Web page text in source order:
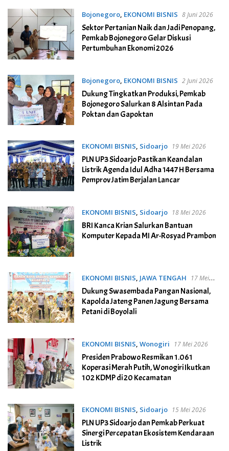
Bojonegoro, EKONOMI BISNIS 8 Juni 2026
Sektor Pertanian Naik dan Jadi Penopang,
Pemkab Bojonegoro Gelar Diskusi
Pertumbuhan Ekonomi 2026
Bojonegoro, EKONOMI BISNIS 2 Juni 2026
Dukung Tingkatkan Produksi, Pemkab
Bojonegoro Salurkan 8 Alsintan Pada
Poktan dan Gapoktan
EKONOMI BISNIS, Sidoarjo 19 Mei 2026
PLN UP3 Sidoarjo Pastikan Keandalan
Listrik Agenda Idul Adha 1447 H Bersama
Pemprov Jatim Berjalan Lancar
EKONOMI BISNIS, Sidoarjo 18 Mei 2026
BRI Kanca Krian Salurkan Bantuan
Komputer Kepada MI Ar-Rosyad Prambon
EKONOMI BISNIS, JAWA TENGAH
17 Mei
2026
Dukung Swasembada Pangan Nasional,
Kapolda Jateng Panen Jagung Bersama
Petani di Boyolali
EKONOMI BISNIS, Wonogiri 17 Mei 2026
Presiden Prabowo Resmikan 1.061
Koperasi Merah Putih, Wonogiri Ikutkan
102 KDMP di 20 Kecamatan
EKONOMI BISNIS, Sidoarjo 15 Mei 2026
PLN UP3 Sidoarjo dan Pemkab Perkuat
Sinergi Percepatan Ekosistem Kendaraan
Listrik